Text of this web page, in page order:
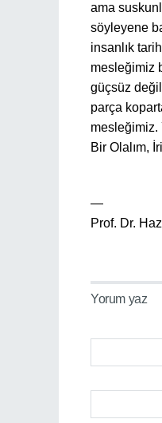
ama
söyleyene
insanlık
mesleğimiz
güçsüz
parça
mesleğimiz.
Bir Olalım,
—
Prof. Dr.
Yorum yaz